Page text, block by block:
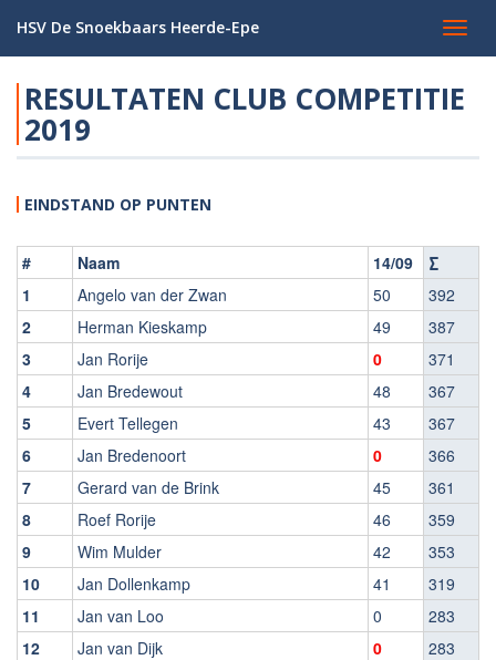
HSV De Snoekbaars Heerde-Epe
RESULTATEN CLUB COMPETITIE
2019
EINDSTAND OP PUNTEN
# Naam 14/09
∑
1
Angelo van der Zwan 50
392
2
Herman Kieskamp 49
387
3
Jan Rorije 0
371
4
Jan Bredewout 48
367
5
Evert Tellegen 43
367
6
Jan Bredenoort 0
366
7
Gerard van de Brink 45
361
8
Roef Rorije 46
359
9
Wim Mulder 42
353
10
Jan Dollenkamp 41
319
11
Jan van Loo 0
283
12
Jan van Dijk 0
283